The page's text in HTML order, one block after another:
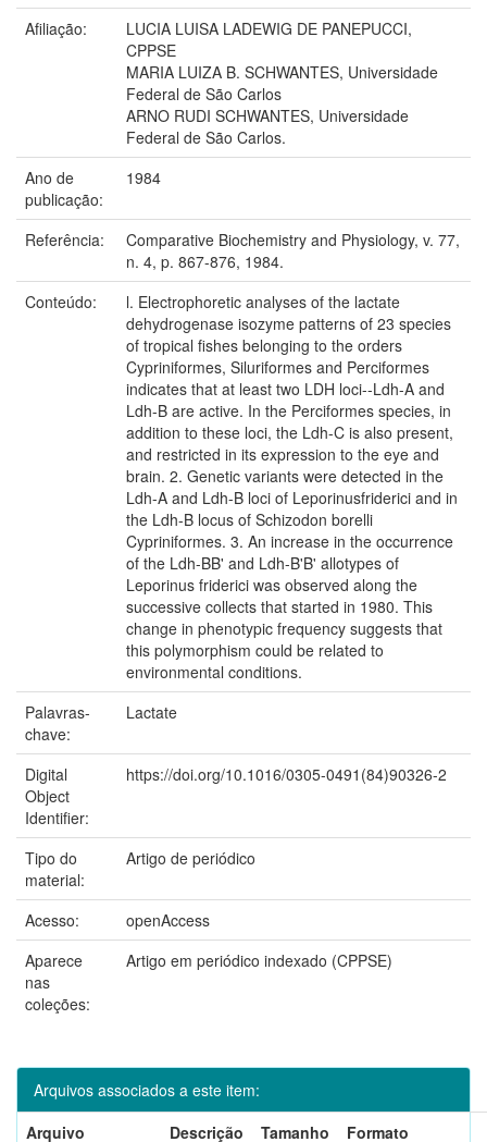
Afiliação:
LUCIA LUISA LADEWIG DE PANEPUCCI,
CPPSE
MARIA LUIZA B. SCHWANTES, Universidade
Federal de São Carlos
ARNO RUDI SCHWANTES, Universidade
Federal de São Carlos.
Ano de
publicação:
1984
Referência:
Comparative Biochemistry and Physiology, v. 77,
n. 4, p. 867-876, 1984.
Conteúdo:
l. Electrophoretic analyses of the lactate
dehydrogenase isozyme patterns of 23 species
of tropical fishes belonging to the orders
Cypriniformes, Siluriformes and Perciformes
indicates that at least two LDH loci--Ldh-A and
Ldh-B are active. In the Perciformes species, in
addition to these loci, the Ldh-C is also present,
and restricted in its expression to the eye and
brain. 2. Genetic variants were detected in the
Ldh-A and Ldh-B loci of Leporinusfriderici and in
the Ldh-B locus of Schizodon borelli
Cypriniformes. 3. An increase in the occurrence
of the Ldh-BB' and Ldh-B'B' allotypes of
Leporinus friderici was observed along the
successive collects that started in 1980. This
change in phenotypic frequency suggests that
this polymorphism could be related to
environmental conditions.
Palavras-
chave:
Lactate
Digital
Object
Identifier:
https://doi.org/10.1016/0305-0491(84)90326-2
Tipo do
material:
Artigo de periódico
Acesso:
openAccess
Aparece
nas
coleções:
Artigo em periódico indexado (CPPSE)
Arquivos associados a este item:
Arquivo
Descrição Tamanho
Formato